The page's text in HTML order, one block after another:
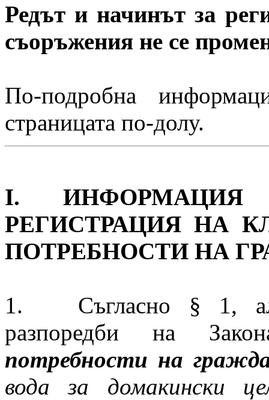
Редът и начинът за
съоръжения не се
По-подробна
страницата по-долу.
I.
РЕГИСТРАЦИЯ НА
ПОТРЕБНОСТИ НА
1. Съгласно § 1,
разпоредби на
потребности на
вода за домакински